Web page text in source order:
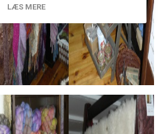
LÆS MERE